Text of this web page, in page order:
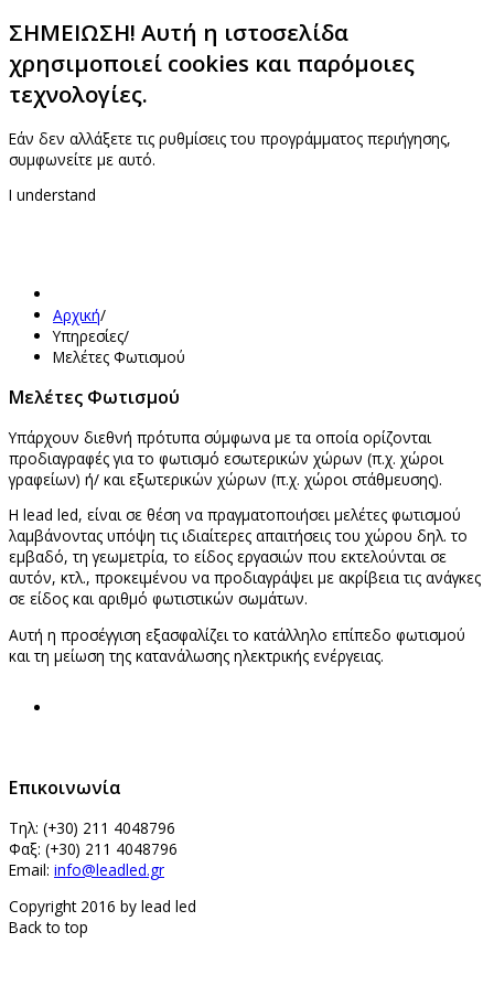
ΣΗΜΕΙΩΣΗ! Αυτή η ιστοσελίδα
χρησιμοποιεί cookies και παρόμοιες
τεχνολογίες.
Εάν δεν αλλάξετε τις ρυθμίσεις του προγράμματος περιήγησης,
συμφωνείτε με αυτό.
I understand
Αρχική/
Υπηρεσίες/
Μελέτες Φωτισμού
Μελέτες Φωτισμού
Υπάρχουν διεθνή πρότυπα σύμφωνα με τα οποία ορίζονται
προδιαγραφές για το φωτισμό εσωτερικών χώρων (π.χ. χώροι
γραφείων) ή/ και εξωτερικών χώρων (π.χ. χώροι στάθμευσης).
Η lead led, είναι σε θέση να πραγματοποιήσει μελέτες φωτισμού
λαμβάνοντας υπόψη τις ιδιαίτερες απαιτήσεις του χώρου δηλ. το
εμβαδό, τη γεωμετρία, το είδος εργασιών που εκτελούνται σε
αυτόν, κτλ., προκειμένου να προδιαγράψει με ακρίβεια τις ανάγκες
σε είδος και αριθμό φωτιστικών σωμάτων.
Αυτή η προσέγγιση εξασφαλίζει το κατάλληλο επίπεδο φωτισμού
και τη μείωση της κατανάλωσης ηλεκτρικής ενέργειας.
Επικοινωνία
Τηλ: (+30) 211 4048796
Φαξ: (+30) 211 4048796
Email: info@leadled.gr
Copyright 2016 by lead led
Back to top